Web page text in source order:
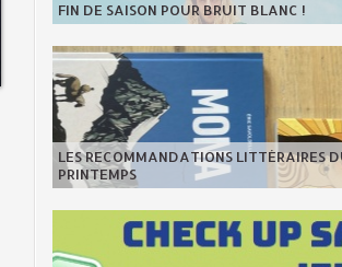
FIN DE SAISON POUR BRUIT BLANC !
LES RECOMMANDATIONS LITTÉRAIRES
PRINTEMPS